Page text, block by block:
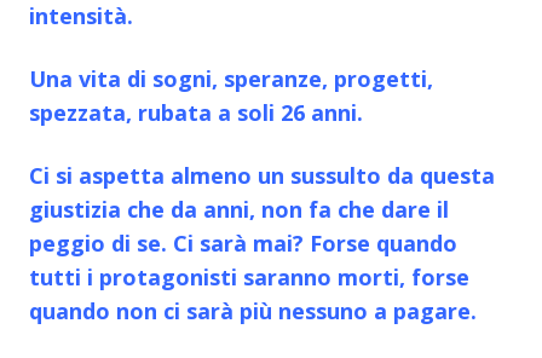
intensità.
Una vita di sogni, speranze, progetti,
spezzata, rubata a soli 26 anni.
Ci si aspetta almeno un sussulto da questa
giustizia che da anni, non fa che dare il
peggio di se. Ci sarà mai? Forse quando
tutti i protagonisti saranno morti, forse
quando non ci sarà più nessuno a pagare.